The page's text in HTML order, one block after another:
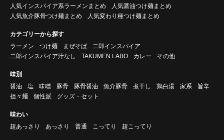
人気インスパイア系ラーメンまとめ
人気醤油つけ麺まとめ
人気魚介豚骨つけ麺まとめ
人気変わり種つけ麺まとめ
カテゴリーから探す
ラーメン
つけ麺 まぜそば
二郎インスパイア
二郎インスパイア汁なし
TAKUMEN LABO カレー その他
味別
醤油
塩 味噌 豚骨 豚骨醤油 魚介豚骨 煮干し 鶏白湯 家系
旨辛
担々麺
個性派 グッズ・セット
味わい
超あっさり
あっさり 普通 こってり 超こってり